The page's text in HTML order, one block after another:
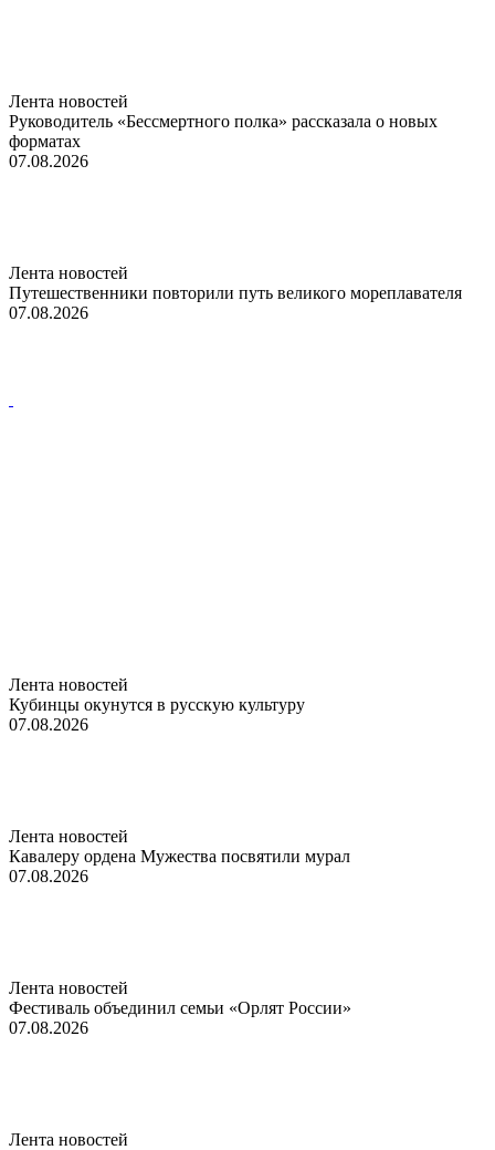
Лента новостей
Руководитель «Бессмертного полка» рассказала о новых
форматах
07.08.2026
Лента новостей
Путешественники повторили путь великого мореплавателя
07.08.2026
Лента новостей
Кубинцы окунутся в русскую культуру
07.08.2026
Лента новостей
Кавалеру ордена Мужества посвятили мурал
07.08.2026
Лента новостей
Фестиваль объединил семьи «Орлят России»
07.08.2026
Лента новостей